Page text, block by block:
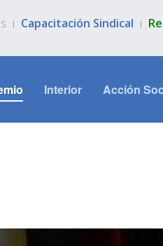
Capacitación Sindical
Interior Acción